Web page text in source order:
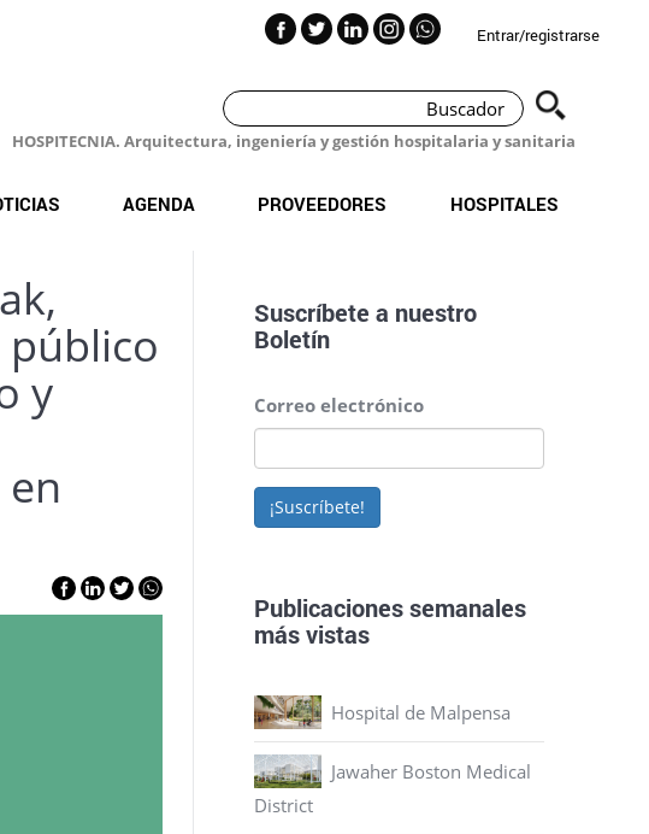
Entrar/registrarse
HOSPITECNIA. Arquitectura, ingeniería y gestión hospitalaria y sanitaria
AGENDA PROVEEDORES HOSPITALES
y
Suscríbete a nuestro
Boletín
Correo electrónico
¡Suscríbete!
Publicaciones semanales
más vistas
Hospital de Malpensa
Jawaher Boston Medical
District